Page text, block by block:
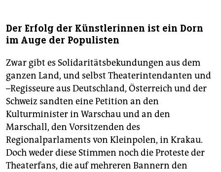
Der Erfolg der Künstlerinnen ist ein Dorn
im Auge der Populisten
Zwar gibt es Solidaritätsbekundungen aus dem
ganzen Land, und selbst Theaterintendanten und
–Regisseure aus Deutschland, Österreich und der
Schweiz sandten eine Petition an den
Kulturminister in Warschau und an den
Marschall, den Vorsitzenden des
Regionalparlaments von Kleinpolen, in Krakau.
Doch weder diese Stimmen noch die Proteste der
Theaterfans, die auf mehreren Bannern den